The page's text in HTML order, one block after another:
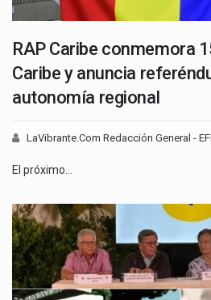
RAP Caribe conmemora
Caribe y anuncia
autonomía regional
LaVibrante.Com Redacción General -
El próximo…